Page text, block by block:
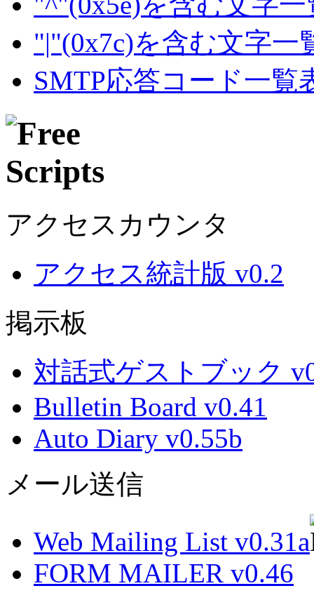
"|"(0x7c)を含む文字一
SMTP応答コード一覧
アクセスカウンタ
アクセス統計版 v0.2
掲示板
対話式ゲストブック
Bulletin Board v0.41
Auto Diary v0.55b
メール送信
Web Mailing List v0.31a
FORM MAILER v0.46